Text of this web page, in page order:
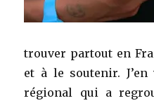
trouver partout en
et à le soutenir.
régional qui a